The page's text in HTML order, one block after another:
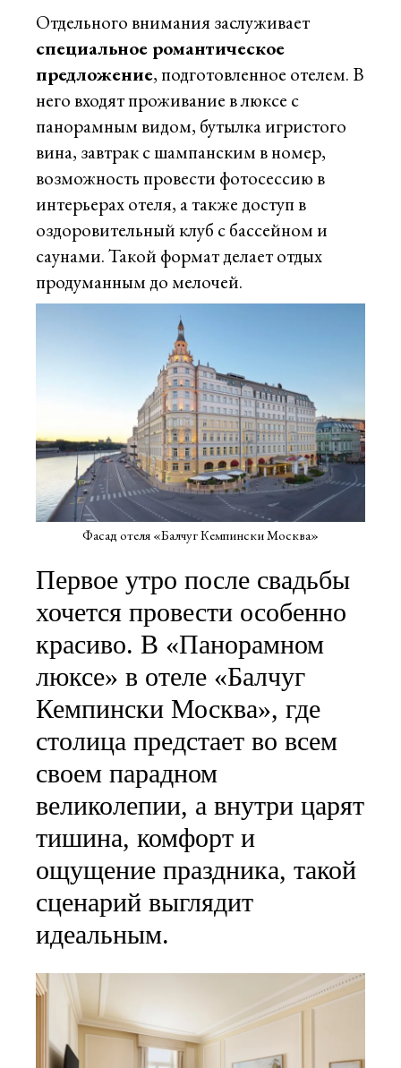
Отдельного внимания заслуживает
специальное романтическое
предложение, подготовленное отелем. В
него входят проживание в люксе с
панорамным видом, бутылка игристого
вина, завтрак с шампанским в номер,
возможность провести фотосессию в
интерьерах отеля, а также доступ в
оздоровительный клуб с бассейном и
саунами. Такой формат делает отдых
продуманным до мелочей.
Фасад отеля «Балчуг Кемпински Москва»
Первое утро после свадьбы
хочется провести особенно
красиво. В «Панорамном
люксе» в отеле «Балчуг
Кемпински Москва», где
столица предстает во всем
своем парадном
великолепии, а внутри царят
тишина, комфорт и
ощущение праздника, такой
сценарий выглядит
идеальным.